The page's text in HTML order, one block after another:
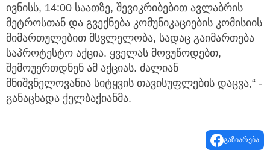
ივნისს, 14:00 საათზე, შევიკრიბებით ავლაბრის
მეტროსთან და გვექნება კომუნიკაციების კომისიის
მიმართულებით მსვლელობა, სადაც გაიმართება
საპროტესტო აქცია. ყველას მოვუწოდებთ,
შემოუერთდნენ ამ აქციას. ძალიან
მნიშვნელოვანია სიტყვის თავისუფლების დაცვა,“ -
განაცხადა ქელბაქიანმა.
გაზიარება